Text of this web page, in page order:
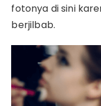
fotonya di sini
berjilbab.